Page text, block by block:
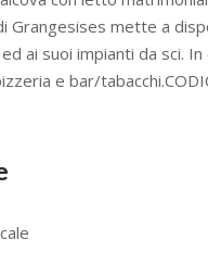
Grangesises mette a
ai suoi impianti da sci.
e bar/